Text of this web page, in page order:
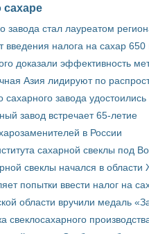
сахаре
завода стал лауреатом
введения налога на сахар
доказали эффективность
Азия лидируют по
сахарного завода удостоились
завод встречает 65-летие
в России
сахарной свеклы под
свеклы начался в области
попытки ввести налог на
области вручили медаль